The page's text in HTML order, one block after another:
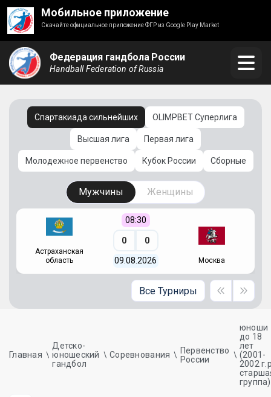
Мобильное приложение
Скачайте официальное приложение ФГР из Google Play Market
Федерация гандбола России
Handball Federation of Russia
Спартакиада сильнейших OLIMPBET Суперлига
Высшая лига Первая лига
Молодежное первенство Кубок России Сборные
Мужчины Женщины
Астраханская
область
08:30
0 0
09.08.2026 Москва
Все Турниры
Главная
Детско-
юношеский
гандбол
Соревнования
Первенство
России
юноши
до 18
лет
(2001-
2002
группа)